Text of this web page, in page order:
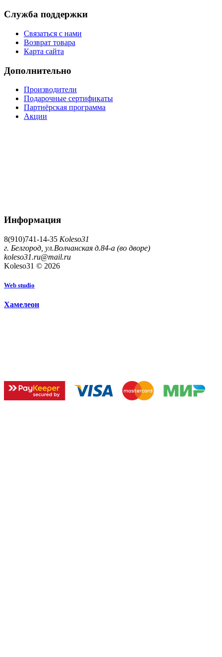
Служба поддержки
Связаться с нами
Возврат товара
Карта сайта
Дополнительно
Производители
Подарочные сертификаты
Партнёрская программа
Акции
Информация
8(910)741-14-35 Koleso31
г. Белгород, ул.Волчанская д.84-а (во дворе)
koleso31.ru@mail.ru
Koleso31 © 2026
Web studio
Хамелеон